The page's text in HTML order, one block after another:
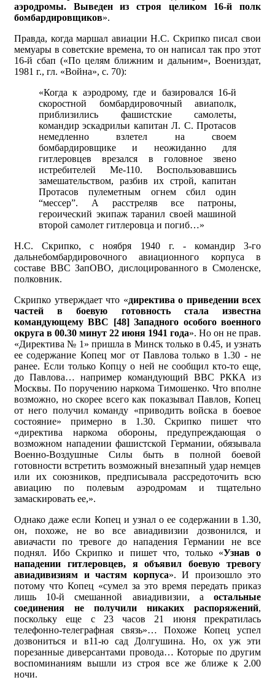
аэродромы. Выведен из строя целиком 16-й полк
бомбардировщиков».
Правда, когда маршал авиации Н.С. Скрипко писал свои
мемуары в советские времена, то он написал так про этот
16-й сбап («По целям ближним и дальним», Воениздат,
1981 г., гл. «Война», с. 70):
«Когда к аэродрому, где и базировался 16-й
скоростной бомбардировочный авиаполк,
приблизились фашистские самолеты,
командир эскадрильи капитан Л. С. Протасов
немедленно взлетел на своем
бомбардировщике и неожиданно для
гитлеровцев врезался в головное звено
истребителей Ме-110. Воспользовавшись
замешательством, разбив их строй, капитан
Протасов пулеметным огнем сбил один
“мессер”. А расстреляв все патроны,
героический экипаж таранил своей машиной
второй самолет гитлеровца и погиб…»
Н.С. Скрипко, с ноября 1940 г. - командир 3-го
дальнебомбардировочного авиационного корпуса в
составе ВВС ЗапОВО, дислоцированного в Смоленске,
полковник.
Скрипко утверждает что «директива о приведении всех
частей в боевую готовность стала известна
командующему ВВС [48] Западного особого военного
округа в 00.30 минут 22 июня 1941 года». Но он не прав.
«Директива № 1» пришла в Минск только в 0.45, и узнать
ее содержание Копец мог от Павлова только в 1.30 - не
ранее. Если только Копцу о ней не сообщил кто-то еще,
до Павлова… например командующий ВВС РККА из
Москвы. По поручению наркома Тимошенко. Что вполне
возможно, но скорее всего как показывал Павлов, Копец
от него получил команду «приводить войска в боевое
состояние» примерно в 1.30. Скрипко пишет что
«директива наркома обороны, предупреждающая о
возможном нападении фашистской Германии, обязывала
Военно-Воздушные Силы быть в полной боевой
готовности встретить возможный внезапный удар немцев
или их союзников, предписывала рассредоточить всю
авиацию по полевым аэродромам и тщательно
замаскировать ее,».
Однако даже если Копец и узнал о ее содержании в 1.30,
он, похоже, не во все авиадивизии дозвонился, и
авиачасти по тревоге до нападения Германии не все
поднял. Ибо Скрипко и пишет что, только «Узнав о
нападении гитлеровцев, я объявил боевую тревогу
авиадивизиям и частям корпуса». И произошло это
потому что Копец «сумел за это время передать приказ
лишь 10-й смешанной авиадивизии, а остальные
соединения не получили никаких распоряжений,
поскольку еще с 23 часов 21 июня прекратилась
телефонно-телеграфная связь»… Похоже Копец успел
дозвониться и в11-ю сад Долгушина. Но, ох уж эти
порезанные диверсантами провода… Которые по другим
воспоминаниям вышли из строя все же ближе к 2.00
ночи.